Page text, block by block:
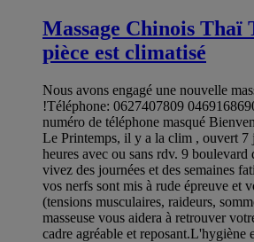
Massage Chinois Thaï
pièce est climatisé
Nous avons engagé une nouvelle
!Téléphone: 0627407809
numéro de téléphone masqué
Le Printemps, il y a la clim , ouvert 7
heures avec ou sans rdv. 9 boulevard
vivez des journées et des semaines
vos nerfs sont mis à rude épreuve et
(tensions musculaires, raideurs,
masseuse vous aidera à retrouver
cadre agréable et reposant.L'hygiène